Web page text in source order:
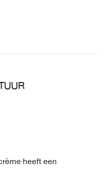
heeft een